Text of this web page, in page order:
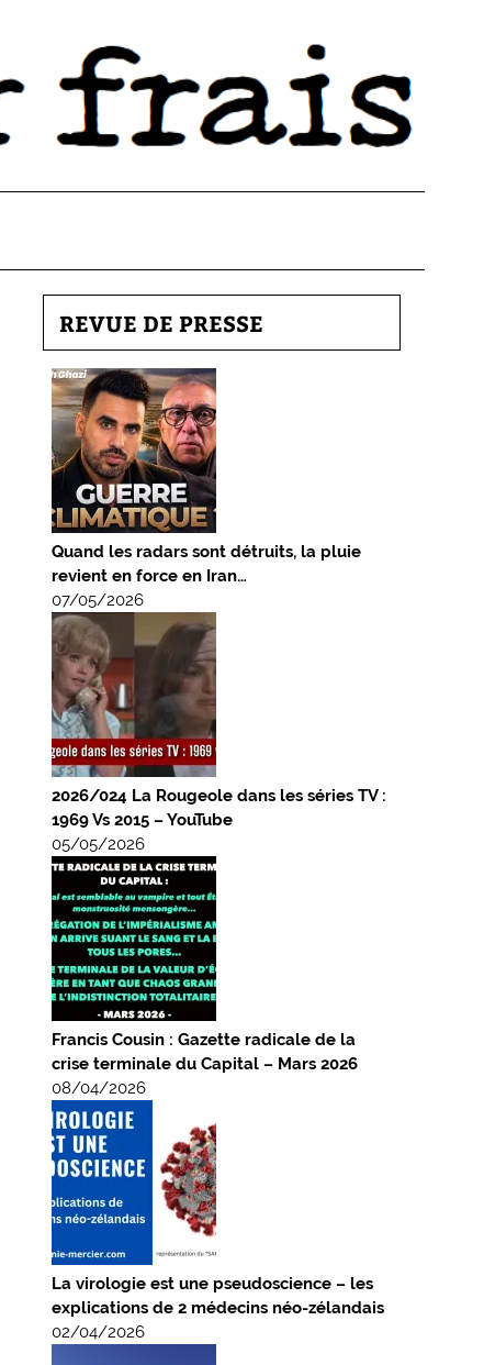
REVUE DE PRESSE
Quand les radars sont détruits, la pluie
revient en force en Iran…
07/05/2026
2026/024 La Rougeole dans les séries TV :
1969 Vs 2015 – YouTube
05/05/2026
Francis Cousin : Gazette radicale de la
crise terminale du Capital – Mars 2026
08/04/2026
La virologie est une pseudoscience – les
explications de 2 médecins néo-zélandais
02/04/2026